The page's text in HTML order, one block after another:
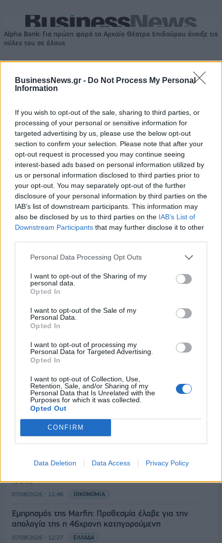
BusinessNews.gr - Do Not Process My Personal
Information
If you wish to opt-out of the sale, sharing to third parties, or
processing of your personal or sensitive information for
targeted advertising by us, please use the below opt-out
section to confirm your selection. Please note that after your
opt-out request is processed you may continue seeing
interest-based ads based on personal information utilized by
us or personal information disclosed to third parties prior to
your opt-out. You may separately opt-out of the further
disclosure of your personal information by third parties on the
IAB’s list of downstream participants. This information may
also be disclosed by us to third parties on the IAB’s List of
Downstream Participants that may further disclose it to other
Personal Data Processing Opt Outs
I want to opt-out of the Sharing of my
personal data.
Opted In
I want to opt-out of the Sale of my
Personal Data.
Opted In
I want to opt-out of processing my
Personal Data for Targeted Advertising.
Opted In
I want to opt-out of Collection, Use,
Retention, Sale, and/or Sharing of my
Personal Data that Is Unrelated with the
Purposes for which it was collected.
Opted Out
CONFIRM
Data Deletion Data Access Privacy Policy
Alpha Bank: Για πρώτη φορά το Αρχαίο Θέατρο Επιδαύρου άνοιξε τις
πύλες του σε όλους
Χρηματιστήριο: Άνοδος
0,58% με οδηγό τις
τράπεζες- Στις 1.352,28
μονάδες
Eurobank: Γιατί αναμένεται
να επιβραδύνει η ελληνική
οικονομία το 2024
11/01/2024 - 17:30
ΡΟΗ ΕΙΔΗΣΕΩΝ
Χρηματιστήριο: Στις 2.618,95 μονάδες ο Γενικός
Δείκτης Τιμών, με άνοδο 0,40%
ΕΛΣΤΑΤ: Στο 3,4% υποχώρησε ο πληθωρισμός τον
Ιούλιο
07/08/2026 - 12:46 ΟΙΚΟΝΟΜΙΑ
Εμπρησμός της Marfin: Προθεσμία έλαβε για την
απολογία της η 46χρονη κατηγορούμενη
07/08/2026 - 12:27 ΕΛΛΑΔΑ